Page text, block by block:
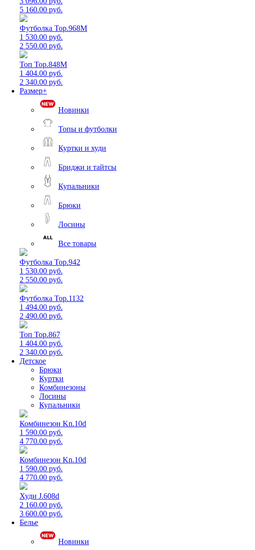
5 160.00 руб.
Футболка Top.968M
1 530.00 руб.
2 550.00 руб.
Топ Top.848M
1 404.00 руб.
2 340.00 руб.
Размер+
Новинки
Топы и футболки
Куртки и худи
Бриджи и тайтсы
Купальники
Брюки
Лосины
Все товары
Футболка Top.942
1 530.00 руб.
2 550.00 руб.
Футболка Top.1132
1 494.00 руб.
2 490.00 руб.
Топ Top.867
1 404.00 руб.
2 340.00 руб.
Детское
Брюки
Куртки
Комбинезоны
Лосины
Купальники
Комбинезон Kn.10d
1 590.00 руб.
4 770.00 руб.
Комбинезон Kn.10d
1 590.00 руб.
4 770.00 руб.
Худи J.608d
2 160.00 руб.
3 600.00 руб.
Белье
Новинки